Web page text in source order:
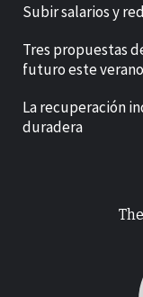
Subir salarios y
Tres propuestas
futuro este
La recuperación
duradera